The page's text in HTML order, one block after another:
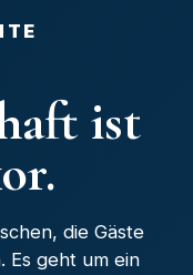
ist
die Gäste
Es geht um ein